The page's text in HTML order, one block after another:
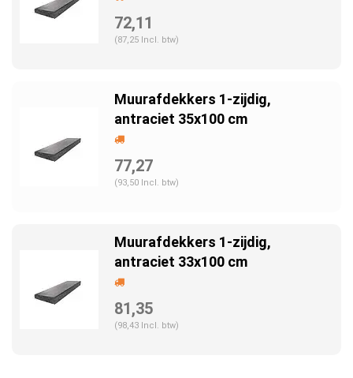
72,11
(87,25 Incl. btw)
Muurafdekkers 1-zijdig,
antraciet 35x100 cm
77,27
(93,50 Incl. btw)
Muurafdekkers 1-zijdig,
antraciet 33x100 cm
81,35
(98,43 Incl. btw)